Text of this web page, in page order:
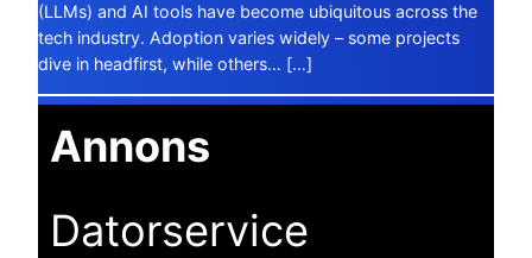
(LLMs) and AI tools have become ubiquitous across the
tech industry. Adoption varies widely – some projects
dive in headfirst, while others… […]
Annons
Datorservice